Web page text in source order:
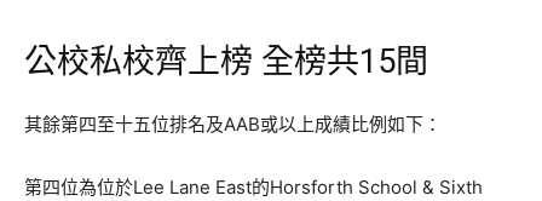
公校私校齊上榜 全榜共15間
其餘第四至十五位排名及AAB或以上成績比例如下：
第四位為位於Lee Lane East的Horsforth School & Sixth